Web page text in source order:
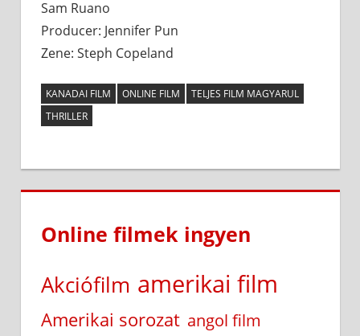
Sam Ruano
Producer: Jennifer Pun
Zene: Steph Copeland
KANADAI FILM ONLINE FILM
TELJES FILM MAGYARUL
THRILLER
Online filmek ingyen
Akciófilm amerikai film
Amerikai sorozat angol film